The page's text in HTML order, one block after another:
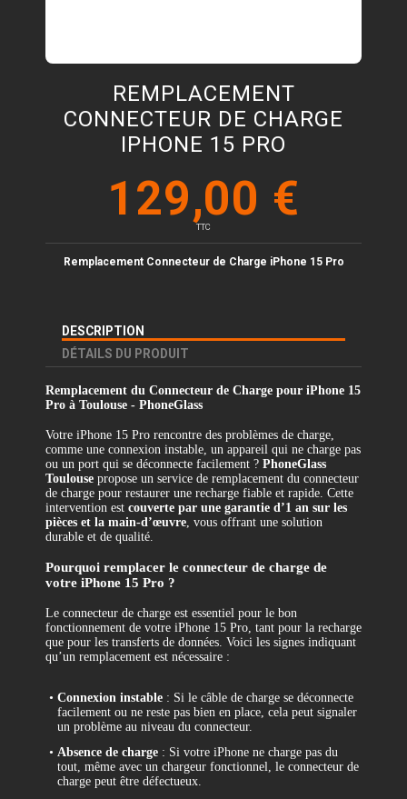
REMPLACEMENT
CONNECTEUR DE CHARGE
IPHONE 15 PRO
129,00 €
TTC
Remplacement Connecteur de Charge iPhone 15 Pro
DESCRIPTION
DÉTAILS DU PRODUIT
Remplacement du Connecteur de Charge pour iPhone 15
Pro à Toulouse - PhoneGlass
Votre iPhone 15 Pro rencontre des problèmes de charge,
comme une connexion instable, un appareil qui ne charge pas
ou un port qui se déconnecte facilement ? PhoneGlass
Toulouse propose un service de remplacement du connecteur
de charge pour restaurer une recharge fiable et rapide. Cette
intervention est couverte par une garantie d’1 an sur les
pièces et la main-d’œuvre, vous offrant une solution
durable et de qualité.
Pourquoi remplacer le connecteur de charge de
votre iPhone 15 Pro ?
Le connecteur de charge est essentiel pour le bon
fonctionnement de votre iPhone 15 Pro, tant pour la recharge
que pour les transferts de données. Voici les signes indiquant
qu’un remplacement est nécessaire :
• Connexion instable : Si le câble de charge se déconnecte
facilement ou ne reste pas bien en place, cela peut signaler
un problème au niveau du connecteur.
• Absence de charge : Si votre iPhone ne charge pas du
tout, même avec un chargeur fonctionnel, le connecteur de
charge peut être défectueux.